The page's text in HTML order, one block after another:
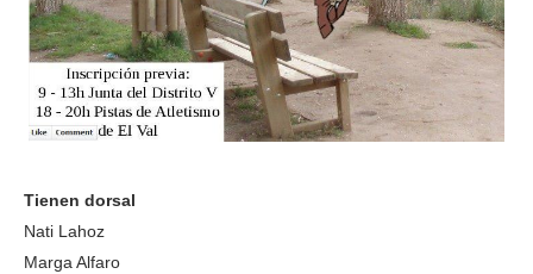
Tienen dorsal
Nati Lahoz
Marga Alfaro